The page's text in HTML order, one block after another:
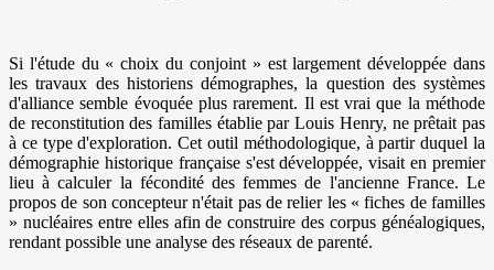
Si l'étude du « choix du conjoint » est largement développée dans
les travaux des historiens démographes, la question des systèmes
d'alliance semble évoquée plus rarement. Il est vrai que la méthode
de reconstitution des familles établie par Louis Henry, ne prêtait pas
à ce type d'exploration. Cet outil méthodologique, à partir duquel la
démographie historique française s'est développée, visait en premier
lieu à calculer la fécondité des femmes de l'ancienne France. Le
propos de son concepteur n'était pas de relier les « fiches de familles
» nucléaires entre elles afin de construire des corpus généalogiques,
rendant possible une analyse des réseaux de parenté.